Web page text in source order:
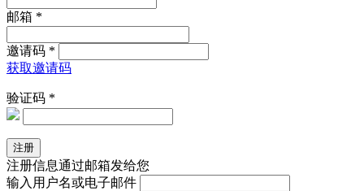
邮箱 *
邀请码 *
获取邀请码
验证码 *
注册信息通过邮箱发给您
输入用户名或电子邮件